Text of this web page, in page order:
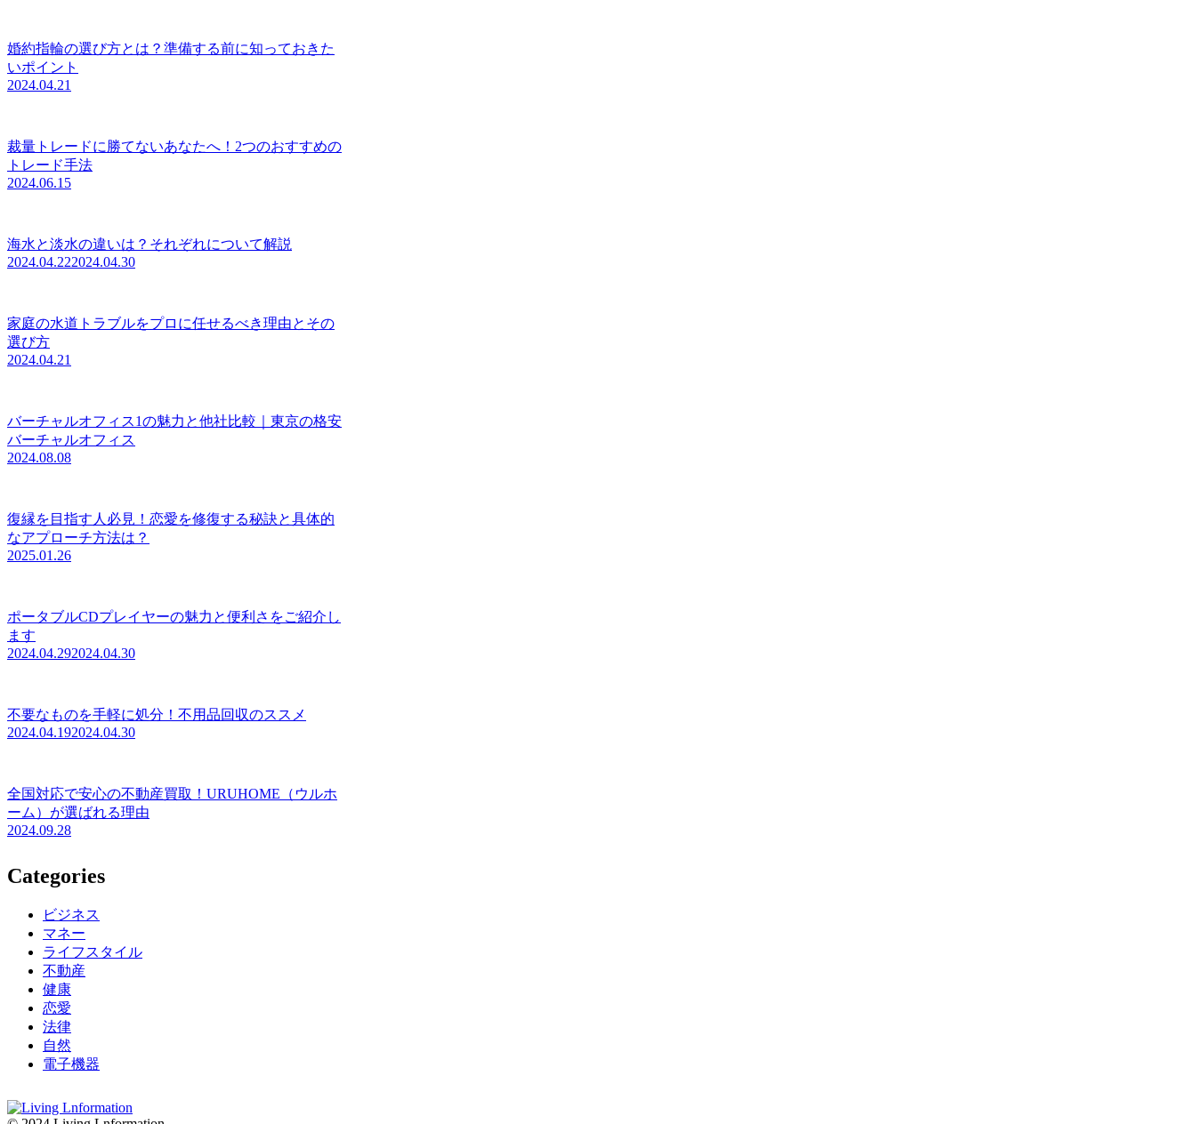
婚約指輪の選び方とは？準備する前に知っておきた
いポイント
2024.04.21
裁量トレードに勝てないあなたへ！2つのおすすめの
トレード手法
2024.06.15
海水と淡水の違いは？それぞれについて解説
2024.04.222024.04.30
家庭の水道トラブルをプロに任せるべき理由とその
選び方
2024.04.21
バーチャルオフィス1の魅力と他社比較｜東京の格安
バーチャルオフィス
2024.08.08
復縁を目指す人必見！恋愛を修復する秘訣と具体的
なアプローチ方法は？
2025.01.26
ポータブルCDプレイヤーの魅力と便利さをご紹介し
ます
2024.04.292024.04.30
不要なものを手軽に処分！不用品回収のススメ
2024.04.192024.04.30
全国対応で安心の不動産買取！URUHOME（ウルホ
ーム）が選ばれる理由
2024.09.28
Categories
ビジネス
マネー
ライフスタイル
不動産
健康
恋愛
法律
自然
電子機器